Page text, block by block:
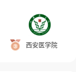
西安医学院